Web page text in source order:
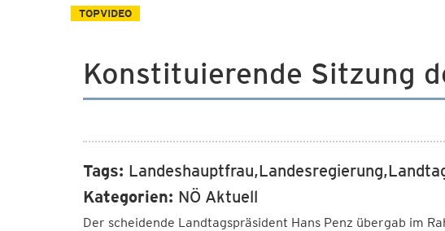
TOPVIDEO
Konstituierende Sitzung
Tags:
Kategorien: NÖ Aktuell
Der scheidende Landtagspräsident Hans Penz übergab im